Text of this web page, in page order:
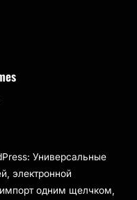
Универсальные
электронной
одним щелчком,